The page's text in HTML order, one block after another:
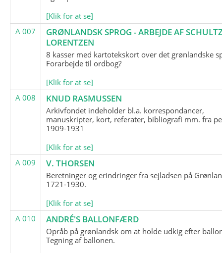
[Klik for at se]
A 007
GRØNLANDSK SPROG - ARBEJDE AF
LORENTZEN
8 kasser med kartotekskort over det grønlandske
Forarbejde til ordbog?
[Klik for at se]
A 008
KNUD RASMUSSEN
Arkivfondet indeholder bl.a. korrespondancer,
manuskripter, kort, referater, bibliografi mm. fra
1909-1931
[Klik for at se]
A 009
V. THORSEN
Beretninger og erindringer fra sejladsen på
1721-1930.
[Klik for at se]
A 010
ANDRÉ'S BALLONFÆRD
Opråb på grønlandsk om at holde udkig efter
Tegning af ballonen.